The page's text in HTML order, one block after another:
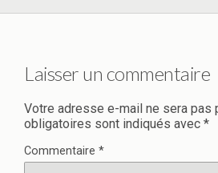
Laisser un commentaire
Votre adresse e-mail ne sera pas
obligatoires sont indiqués avec *
Commentaire *